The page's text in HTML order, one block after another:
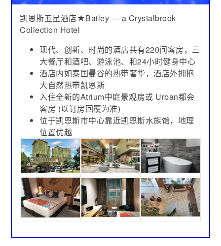
凯恩斯五星酒店★Bailey — a Crystalbrook
Collection Hotel
现代、创新、时尚的酒店共有220间客房，三
大餐厅和酒吧、游泳池、和24小时健身中心
酒店内如泰国曼谷的热带奢华，酒店外拥抱
大自然热带凯恩斯
入住全新的Atrium中庭景观房或 Urban都会
客房 (以订房回覆为准)
位于凯恩斯市中心靠近凯恩斯水族馆，地理
位置优越